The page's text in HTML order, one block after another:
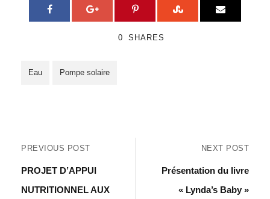
0 SHARES
Eau Pompe solaire
PREVIOUS POST
PROJET D’APPUI
NUTRITIONNEL AUX
NEXT POST
Présentation du livre
« Lynda’s Baby »